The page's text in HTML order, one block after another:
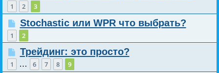
1 2 3
Stochastic или WPR что выбрать?
1 2
Трейдинг: это просто?
1 … 6 7 8 9